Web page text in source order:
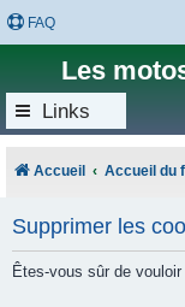
FAQ
Les
Links
Accueil Accueil du
Supprimer les
Êtes-vous sûr de